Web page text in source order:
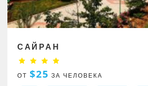
САЙРАН
ОТ $25 ЗА ЧЕЛОВЕКА